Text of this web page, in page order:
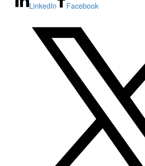
LinkedIn Facebook